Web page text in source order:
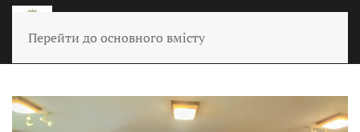
Перейти до основного вмісту